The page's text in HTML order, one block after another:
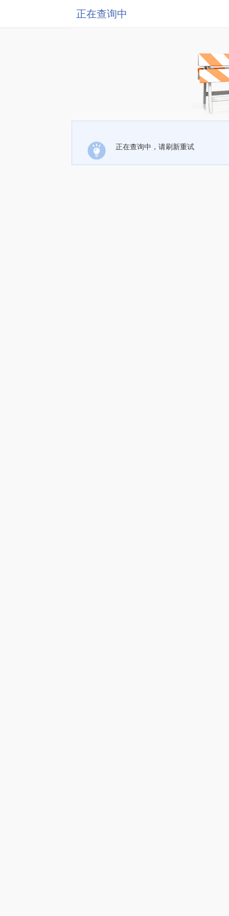
正在查询中
正在查询中，请刷新重试